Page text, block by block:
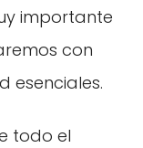
importante
con
esenciales.
todo el